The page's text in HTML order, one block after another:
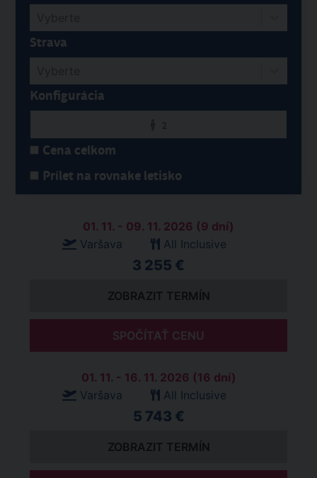
Strava
Konfigurácia
Cena celkom
Prílet na rovnake letisko
01. 11. - 09. 11. 2026 (9 dní)
Varšava
All Inclusive
3 255 €
ZOBRAZIT TERMÍN
SPOČÍTAŤ CENU
01. 11. - 16. 11. 2026 (16 dní)
Varšava
All Inclusive
5 743 €
ZOBRAZIT TERMÍN